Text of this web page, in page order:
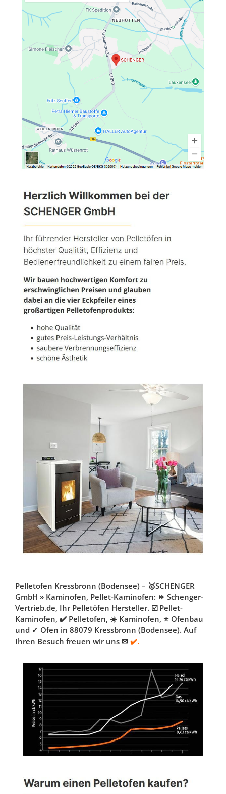
Pelletofen Kressbronn (Bodensee) – 🥇SCHENGER
GmbH » Kaminofen, Pellet-Kaminofen: ⏩ Schenger-
Vertrieb.de, Ihr Pelletöfen Hersteller. ☑️ Pellet-
Kaminofen, ✔️ Pelletofen, ☀️ Kaminofen, ⭐ Ofenbau
und ✓ Ofen in 88079 Kressbronn (Bodensee). Auf
Ihren Besuch freuen wir uns ✉ ✔️.